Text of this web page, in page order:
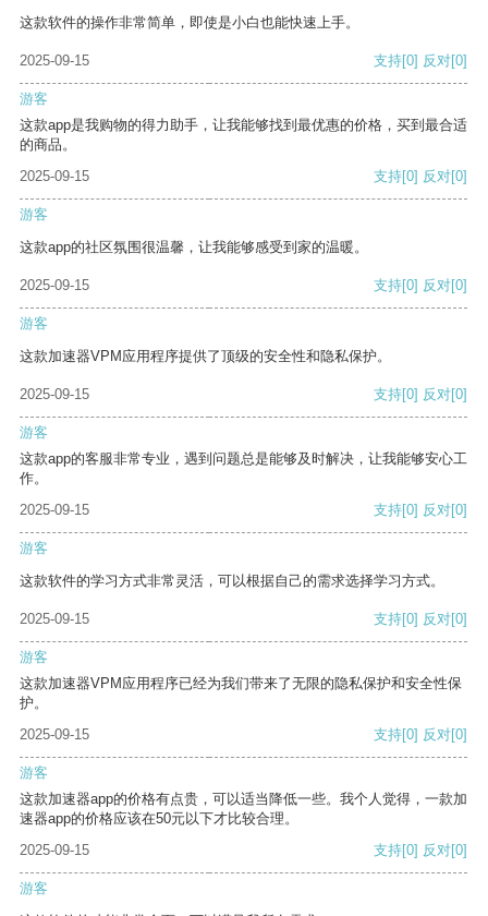
这款软件的操作非常简单，即使是小白也能快速上手。
2025-09-15 支持[0] 反对[0]
游客
这款app是我购物的得力助手，让我能够找到最优惠的价格，买到最合适
的商品。
2025-09-15
支持[0] 反对[0]
游客
这款app的社区氛围很温馨，让我能够感受到家的温暖。
2025-09-15 支持[0] 反对[0]
游客
这款加速器VPM应用程序提供了顶级的安全性和隐私保护。
2025-09-15 支持[0] 反对[0]
游客
这款app的客服非常专业，遇到问题总是能够及时解决，让我能够安心工
作。
2025-09-15
支持[0] 反对[0]
游客
这款软件的学习方式非常灵活，可以根据自己的需求选择学习方式。
2025-09-15 支持[0] 反对[0]
游客
这款加速器VPM应用程序已经为我们带来了无限的隐私保护和安全性保
护。
2025-09-15
支持[0] 反对[0]
游客
这款加速器app的价格有点贵，可以适当降低一些。我个人觉得，一款加
速器app的价格应该在50元以下才比较合理。
2025-09-15
支持[0] 反对[0]
游客